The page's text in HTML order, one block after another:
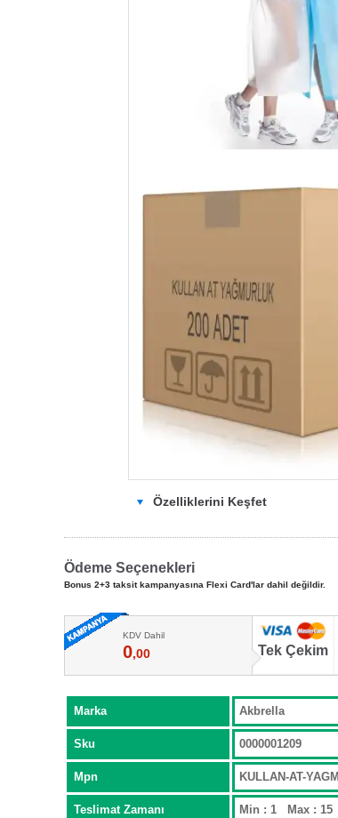
Özelliklerini Keşfet
Ödeme Seçenekleri
Bonus 2+3 taksit kampanyasına Flexi Card'lar dahil değildir.
KDV Dahil
0,00 Tek Çekim
Marka Akbrella
Sku 0000001209
Mpn KULLAN-AT-
Teslimat Zamanı Min : 1 Max :